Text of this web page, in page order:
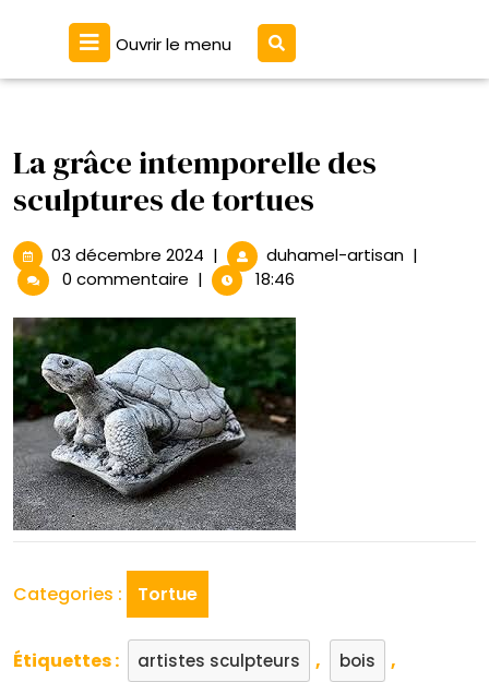
Ouvrir le menu Ouvrir
le
menu
La grâce intemporelle des
sculptures de tortues
03 décembre 2024 03
décembre
2024
| duhamel-artisanLa|
0 commentaire | 18:46
Categories : Tortue
Étiquettes : artistes sculpteurs , bois ,